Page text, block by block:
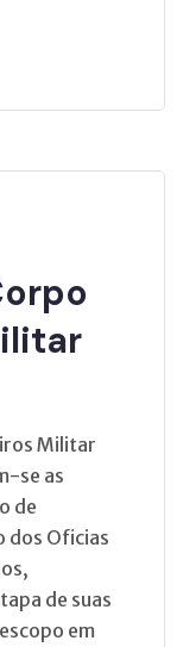
Militar
se as
de
dos Oficias
de suas
em